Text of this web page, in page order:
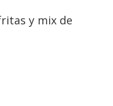
y mix de